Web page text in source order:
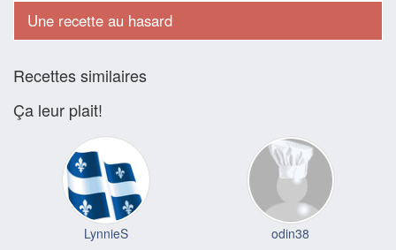
Une recette au hasard
Recettes similaires
Ça leur plait!
LynnieS odin38